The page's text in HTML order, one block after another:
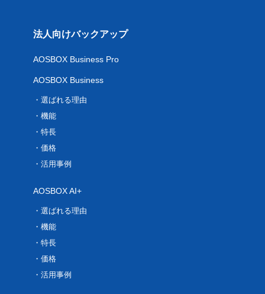
法人向けバックアップ
AOSBOX Business Pro
AOSBOX Business
選ばれる理由
機能
特長
価格
活用事例
AOSBOX AI+
選ばれる理由
機能
特長
価格
活用事例